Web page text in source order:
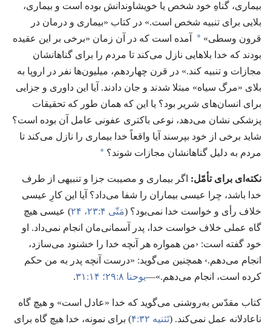
بیماری،‏ گناهِ خود شخص یا خویشاوندانش بوده است و بیماری،‏
بلایی برای تنبیه شخص است.‏» در کتاب «بیماری و درمان در
قرون وسطی»‏ *
آمده است که در آن زمان «برخی بر این عقیده
بودند که خدا بلاهایی نازل می‌کند تا مردم را برای گناهانشان
مجازات و تنبیه کند.‏» در قرن چهاردهم،‏ میلیون‌ها نفر در اروپا به
بلای «مرگ سیاه» مبتلا شدند و جان دادند.‏ آیا این داوری و جزایی
برای انسان‌های شریر بود؟‏ یا این که همان طور که تحقیقات
پزشکی نشان می‌دهد،‏ نوعی باکتری عفونی عامل آن بوده است؟‏
شاید برخی از خود بپرسند آیا واقعاً خدا بیماری را نازل می‌کند تا
مردم به دلیل گناهانشان مجازات شوند؟‏ *
نکته‌ای برای تأمّل:‏ اگر بیماری و مصیبت جزا و تنبیهی از طرف
خدا باشد،‏ چرا عیسی بیماران را شفا می‌داد؟‏ آیا این کارِ عیسی
خلاف رأی و خواست خدا نمی‌بود؟‏ (‏مَتّی ۴:‏۲۳،‏ ۲۴
‏)‏ عیسی هیچ
گاه عملی خلاف خواست خدا،‏ پدر آسمانی‌مان انجام نمی‌داد.‏ او
خود گفته است:‏ ‹من همواره هر آنچه خدا را خشنود می‌سازد،‏
انجام می‌دهم.‏› همچنین می‌گوید:‏ «درست آنچه پدر به من حکم
کرده است،‏ انجام می‌دهم.‏»—‏یوحنا ۸:‏۲۹؛‏ ‏.‏
کتاب مقدّس به‌روشنی می‌گوید که خدا «عادل است» و هیچ گاه
ناعادلانه عمل نمی‌کند.‏ (‏تَثنیه ۳۲:‏۴
‏)‏ برای نمونه،‏ خدا هیچ گاه برای